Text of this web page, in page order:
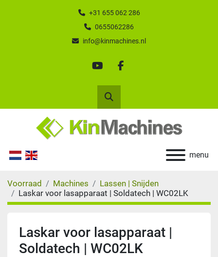
+31 655 062 286
0655062286
info@kinmachines.nl
youtubefacebook
Zoek
menu
Voorraad Machines
Lassen | Snijden
Laskar voor lasapparaat | Soldatech | WC02LK
Laskar voor lasapparaat |
Soldatech | WC02LK